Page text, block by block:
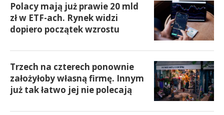
Polacy mają już prawie 20 mld
zł w ETF-ach. Rynek widzi
dopiero początek wzrostu
Trzech na czterech ponownie
założyłoby własną firmę. Innym
już tak łatwo jej nie polecają